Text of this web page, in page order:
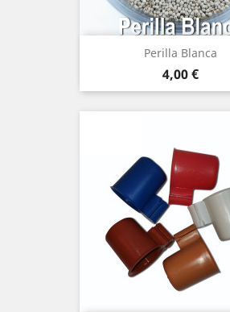
Perilla Blanca
Precio
4,00 €
(2)